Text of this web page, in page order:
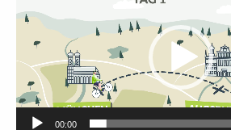
Player
00:00